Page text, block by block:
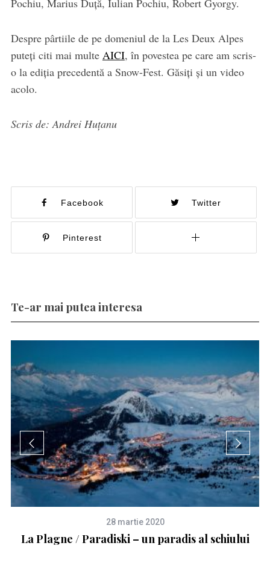
Pochiu, Marius Duță, Iulian Pochiu, Robert Gyorgy.
Despre pârtiile de pe domeniul de la Les Deux Alpes
puteți citi mai multe AICI, în povestea pe care am scris-
o la ediția precedentă a Snow-Fest. Găsiți și un video
acolo.
Scris de: Andrei Huțanu
Facebook Twitter
Pinterest
Te-ar mai putea interesa
28 martie 2020
La Plagne / Paradiski – un paradis al schiului